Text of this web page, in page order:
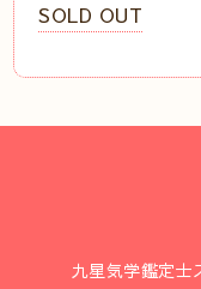
SOLD OUT
九星気学鑑定士